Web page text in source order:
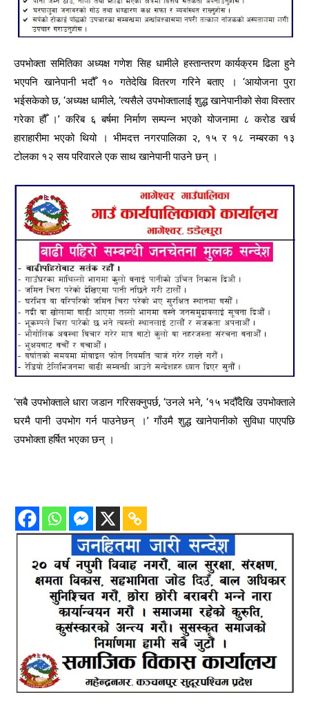
उपभोक्ता समितिका अध्यक्ष गणेश सिह धामीले हस्तान्तरण कार्यक्रम ढिला हुने
भएपनि खानेपानी भदौँ १० गतेदेखि वितरण गरिने बताए । ‘आयोजना पुरा
भईसकेको छ, ‘अध्यक्ष धामीले, ‘त्यसैले उपभोक्तालाई शुद्ध खानेपानीको सेवा विस्तार
गरेका हौँ ।’ करिब ६ बर्षमा निर्माण सम्पन्न भएको योजनामा ८ करोड खर्च
हाराहारीमा भएको थियो । भीमदत्त नगरपालिका २, १५ र १८ नम्बरका १३
टोलका १२ सय परिवारले एक साथ खानेपानी पाउने छन् ।
‘सबै उपभोक्ताले धारा जडान गरिसक्नुपर्छ, ‘उनले भने, ‘१५ भदौँदेखि उपभोक्ताले
घरमै पानी उपभोग गर्न पाउनेछन् ।’ गाँउमै शुद्ध खानेपानीको सुविधा पाएपछि
उपभोक्ता हर्षित भएका छन् ।